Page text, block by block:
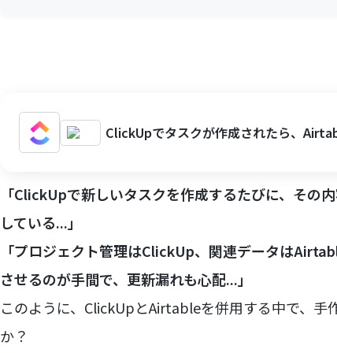
ClickUpでタスクが作成されたら、
「ClickUpで新しいタスクを作成するたびに、そ
している...」
「プロジェクト管理はClickUp、関連データは
させるのが手間で、更新漏れも心配...」
このように、ClickUpとAirtableを併用する中で、手
か？